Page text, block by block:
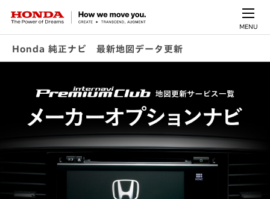
MENU
Honda 純正ナビ 最新地図データ更新